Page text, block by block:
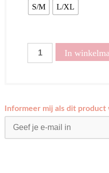
S/M L/XL
Jurk
In
Informeer mij als dit